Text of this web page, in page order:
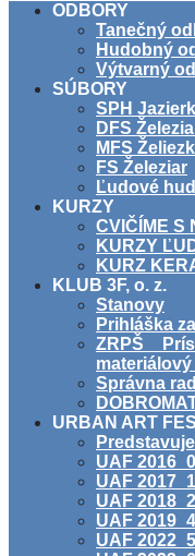
ODBORY
Tanečný
Hudobný
Výtvarný
SÚBORY
SPH
DFS
MFS
FS Železiar
Ľudové
KURZY
CVIČÍME S
KURZY
KURZ
KLUB 3F, o. z.
Stanovy
Prihláška
ZRPŠ _
Správna
URBAN ART
UAF
UAF
UAF
UAF
UAF